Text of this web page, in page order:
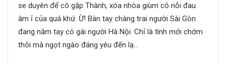
se duyên để cô gặp Thành, xóa nhòa giùm cô nỗi đau
âm ỉ của quá khứ. Ừ! Bàn tay chàng trai người Sài Gòn
đang nắm tay cô gái người Hà Nội. Chỉ là tình mới chớm
thôi mà ngọt ngào đáng yêu đến lạ…